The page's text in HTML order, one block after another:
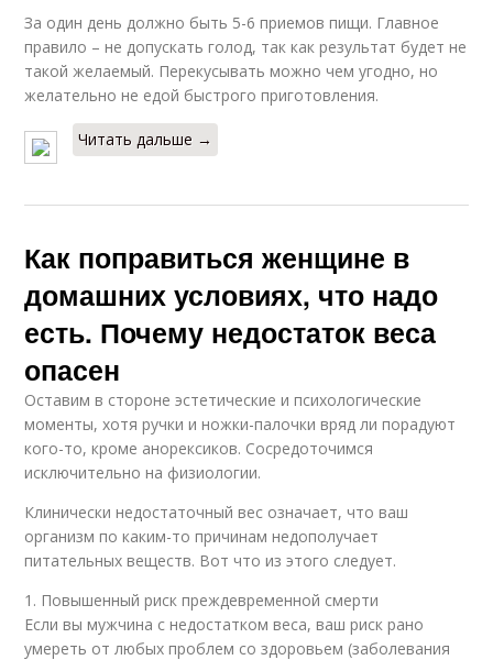
За один день должно быть 5-6 приемов пищи. Главное
правило – не допускать голод, так как результат будет не
такой желаемый. Перекусывать можно чем угодно, но
желательно не едой быстрого приготовления.
Читать дальше →
Как поправиться женщине в
домашних условиях, что надо
есть. Почему недостаток веса
опасен
Оставим в стороне эстетические и психологические
моменты, хотя ручки и ножки-палочки вряд ли порадуют
кого-то, кроме анорексиков. Сосредоточимся
исключительно на физиологии.
Клинически недостаточный вес означает, что ваш
организм по каким-то причинам недополучает
питательных веществ. Вот что из этого следует.
1. Повышенный риск преждевременной смерти
Если вы мужчина с недостатком веса, ваш риск рано
умереть от любых проблем со здоровьем (заболевания